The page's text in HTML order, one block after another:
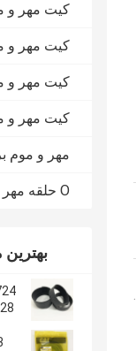
کیت مهر و
کیت مهر و
کیت مهر و
کیت مهر و
مهر و موم
O حلقه مهر و موم